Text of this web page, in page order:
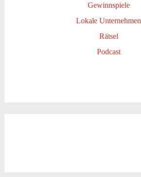
Gewinnspiele
Lokale Unternehmen
Rätsel
Podcast